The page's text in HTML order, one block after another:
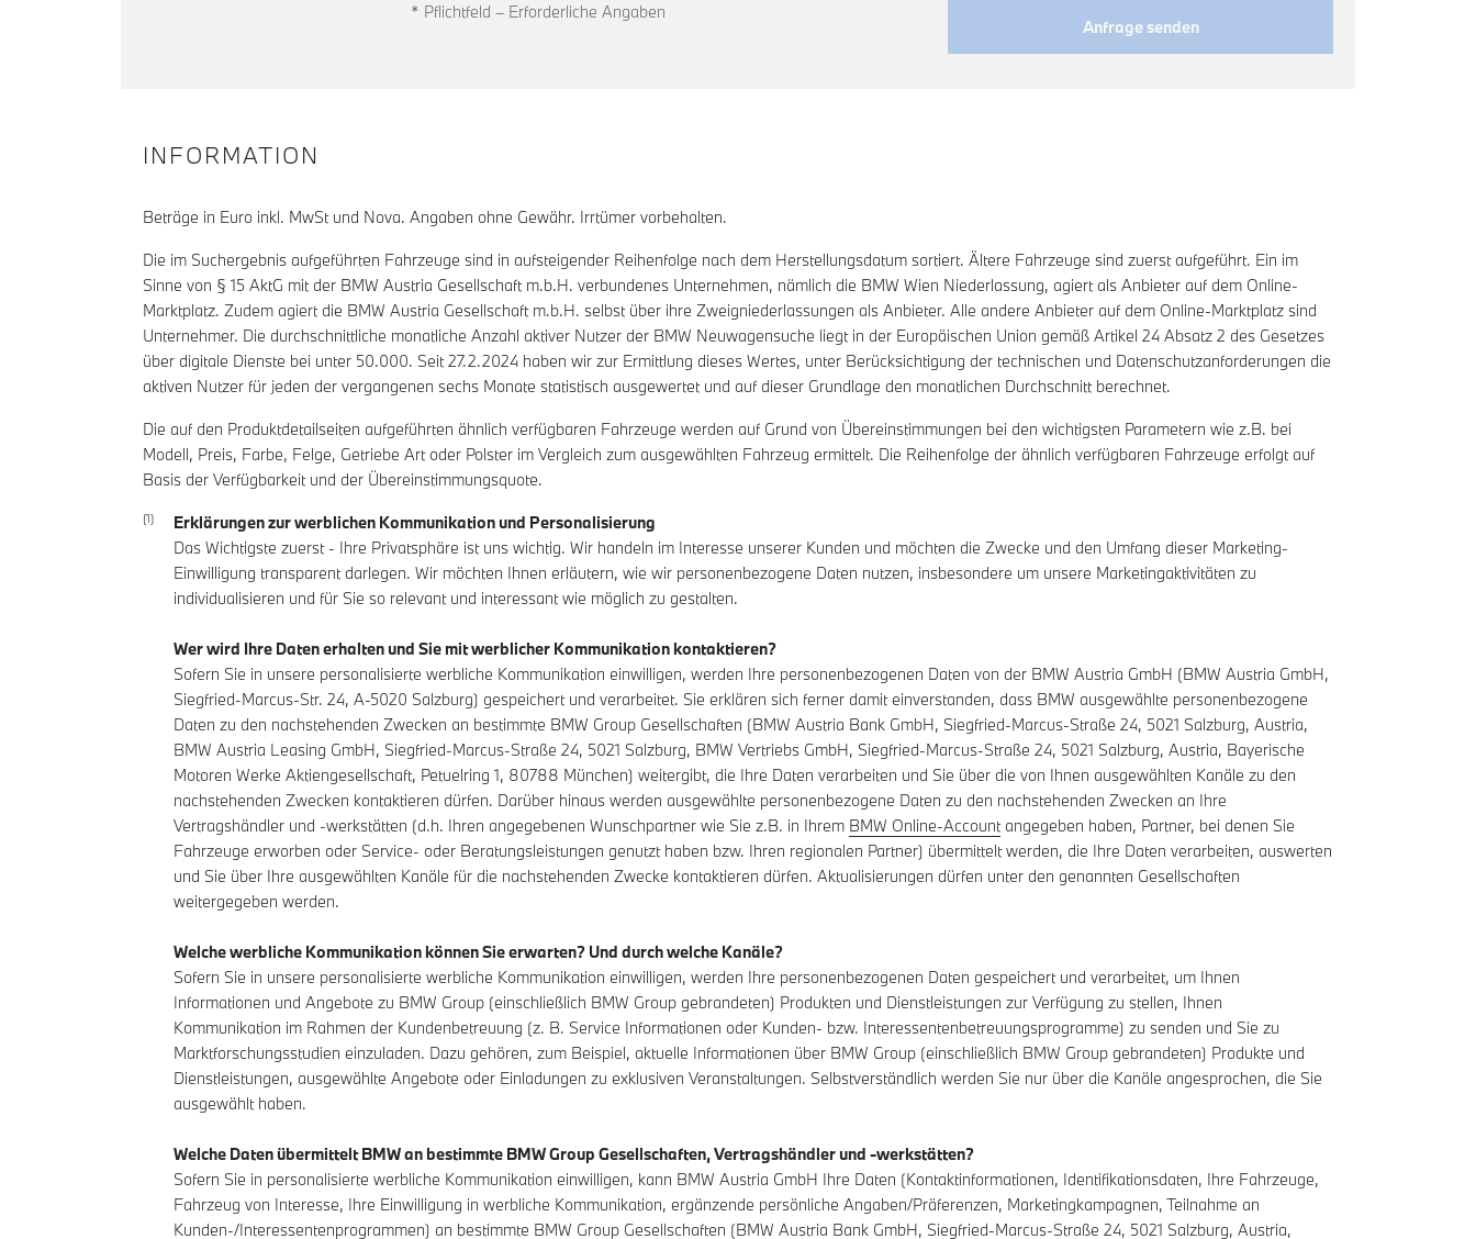
* Pflichtfeld – Erforderliche Angaben
Anfrage senden
INFORMATION
Beträge in Euro inkl. MwSt und Nova. Angaben ohne Gewähr. Irrtümer vorbehalten.
Die im Suchergebnis aufgeführten Fahrzeuge sind in aufsteigender Reihenfolge nach dem Herstellungsdatum sortiert. Ältere Fahrzeuge sind zuerst aufgeführt. Ein im
Sinne von § 15 AktG mit der BMW Austria Gesellschaft m.b.H. verbundenes Unternehmen, nämlich die BMW Wien Niederlassung, agiert als Anbieter auf dem Online-
Marktplatz. Zudem agiert die BMW Austria Gesellschaft m.b.H. selbst über ihre Zweigniederlassungen als Anbieter. Alle andere Anbieter auf dem Online-Marktplatz sind
Unternehmer. Die durchschnittliche monatliche Anzahl aktiver Nutzer der BMW Neuwagensuche liegt in der Europäischen Union gemäß Artikel 24 Absatz 2 des Gesetzes
über digitale Dienste bei unter 50.000. Seit 27.2.2024 haben wir zur Ermittlung dieses Wertes, unter Berücksichtigung der technischen und Datenschutzanforderungen die
aktiven Nutzer für jeden der vergangenen sechs Monate statistisch ausgewertet und auf dieser Grundlage den monatlichen Durchschnitt berechnet.
Die auf den Produktdetailseiten aufgeführten ähnlich verfügbaren Fahrzeuge werden auf Grund von Übereinstimmungen bei den wichtigsten Parametern wie z.B. bei
Modell, Preis, Farbe, Felge, Getriebe Art oder Polster im Vergleich zum ausgewählten Fahrzeug ermittelt. Die Reihenfolge der ähnlich verfügbaren Fahrzeuge erfolgt auf
Basis der Verfügbarkeit und der Übereinstimmungsquote.
Erklärungen zur werblichen Kommunikation und Personalisierung
Das Wichtigste zuerst - Ihre Privatsphäre ist uns wichtig. Wir handeln im Interesse unserer Kunden und möchten die Zwecke und den Umfang dieser Marketing-
Einwilligung transparent darlegen. Wir möchten Ihnen erläutern, wie wir personenbezogene Daten nutzen, insbesondere um unsere Marketingaktivitäten zu
individualisieren und für Sie so relevant und interessant wie möglich zu gestalten.
Wer wird Ihre Daten erhalten und Sie mit werblicher Kommunikation kontaktieren?
Sofern Sie in unsere personalisierte werbliche Kommunikation einwilligen, werden Ihre personenbezogenen Daten von der BMW Austria GmbH (BMW Austria GmbH,
Siegfried-Marcus-Str. 24, A-5020 Salzburg) gespeichert und verarbeitet. Sie erklären sich ferner damit einverstanden, dass BMW ausgewählte personenbezogene
Daten zu den nachstehenden Zwecken an bestimmte BMW Group Gesellschaften (BMW Austria Bank GmbH, Siegfried-Marcus-Straße 24, 5021 Salzburg, Austria,
BMW Austria Leasing GmbH, Siegfried-Marcus-Straße 24, 5021 Salzburg, BMW Vertriebs GmbH, Siegfried-Marcus-Straße 24, 5021 Salzburg, Austria, Bayerische
Motoren Werke Aktiengesellschaft, Petuelring 1, 80788 München) weitergibt, die Ihre Daten verarbeiten und Sie über die von Ihnen ausgewählten Kanäle zu den
nachstehenden Zwecken kontaktieren dürfen. Darüber hinaus werden ausgewählte personenbezogene Daten zu den nachstehenden Zwecken an Ihre
Vertragshändler und -werkstätten (d.h. Ihren angegebenen Wunschpartner wie Sie z.B. in Ihrem BMW Online-Accountangegeben haben, Partner, bei denen Sie
Fahrzeuge erworben oder Service- oder Beratungsleistungen genutzt haben bzw. Ihren regionalen Partner) übermittelt werden, die Ihre Daten verarbeiten, auswerten
und Sie über Ihre ausgewählten Kanäle für die nachstehenden Zwecke kontaktieren dürfen. Aktualisierungen dürfen unter den genannten Gesellschaften
weitergegeben werden.
Welche werbliche Kommunikation können Sie erwarten? Und durch welche Kanäle?
Sofern Sie in unsere personalisierte werbliche Kommunikation einwilligen, werden Ihre personenbezogenen Daten gespeichert und verarbeitet, um Ihnen
Informationen und Angebote zu BMW Group (einschließlich BMW Group gebrandeten) Produkten und Dienstleistungen zur Verfügung zu stellen, Ihnen
Kommunikation im Rahmen der Kundenbetreuung (z. B. Service Informationen oder Kunden- bzw. Interessentenbetreuungsprogramme) zu senden und Sie zu
Marktforschungsstudien einzuladen. Dazu gehören, zum Beispiel, aktuelle Informationen über BMW Group (einschließlich BMW Group gebrandeten) Produkte und
Dienstleistungen, ausgewählte Angebote oder Einladungen zu exklusiven Veranstaltungen. Selbstverständlich werden Sie nur über die Kanäle angesprochen, die Sie
ausgewählt haben.
Welche Daten übermittelt BMW an bestimmte BMW Group Gesellschaften, Vertragshändler und -werkstätten?
Sofern Sie in personalisierte werbliche Kommunikation einwilligen, kann BMW Austria GmbH Ihre Daten (Kontaktinformationen, Identifikationsdaten, Ihre Fahrzeuge,
Fahrzeug von Interesse, Ihre Einwilligung in werbliche Kommunikation, ergänzende persönliche Angaben/Präferenzen, Marketingkampagnen, Teilnahme an
Kunden-/Interessentenprogrammen) an bestimmte BMW Group Gesellschaften (BMW Austria Bank GmbH, Siegfried-Marcus-Straße 24, 5021 Salzburg, Austria,